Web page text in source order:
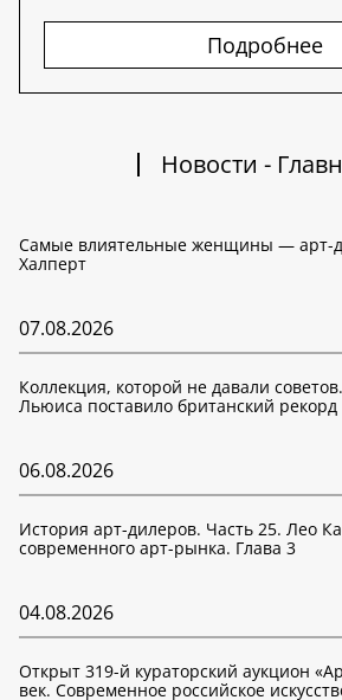
Подробнее
Новости -
Самые влиятельные женщины — арт-
Халперт
07.08.2026
Коллекция, которой не давали
Льюиса поставило британский рекорд
06.08.2026
История арт-дилеров. Часть 25. Лео
современного арт-рынка. Глава 3
04.08.2026
Открыт 319-й кураторский аукцион
век. Современное российское